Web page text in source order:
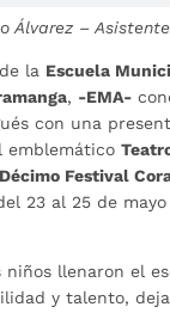
Álvarez –
la Escuela
, -EMA-
con una
emblemático
Décimo Festival
23 al 25 de mayo
niños llenaron el
y talento,